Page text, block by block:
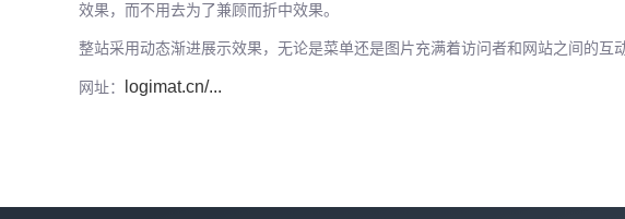
效果，而不用去为了兼顾而折中效果。
整站采用动态渐进展示效果，无论是菜单还是图片充满着访问者和网站之间的互
网址： logimat.cn/...